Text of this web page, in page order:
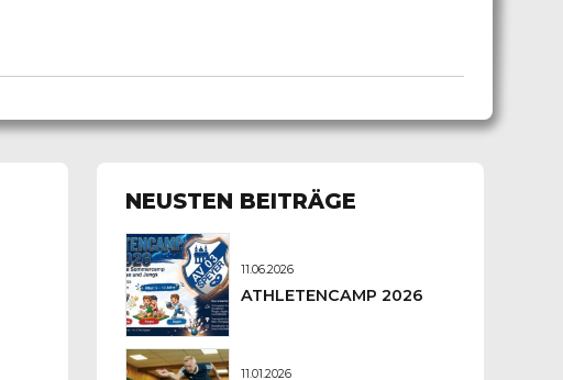
NEUSTEN BEITRÄGE
11.06.2026
ATHLETENCAMP 2026
11.01.2026